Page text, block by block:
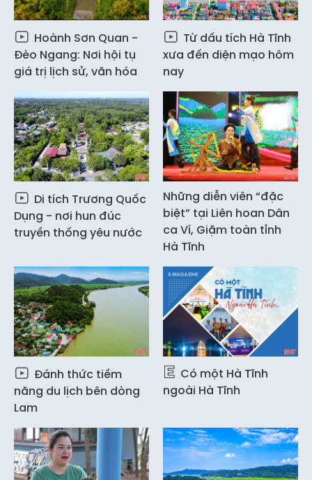
Hoành Sơn Quan -
Đèo Ngang: Nơi hội tụ
giá trị lịch sử, văn hóa
Từ dấu tích Hà Tĩnh
xưa đến diện mạo hôm
nay
Di tích Trương Quốc
Dụng - nơi hun đúc
truyền thống yêu nước
Những diễn viên “đặc
biệt” tại Liên hoan Dân
ca Ví, Giặm toàn tỉnh
Hà Tĩnh
Đánh thức tiềm
năng du lịch bên dòng
Lam
Có một Hà Tĩnh
ngoài Hà Tĩnh